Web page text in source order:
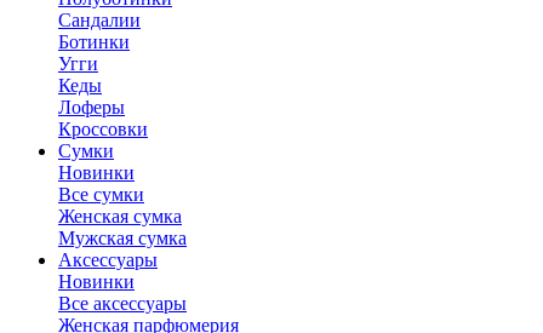
Сандалии
Ботинки
Угги
Кеды
Лоферы
Кроссовки
Сумки
Новинки
Все сумки
Женская сумка
Мужская сумка
Аксессуары
Новинки
Все аксессуары
Женская парфюмерия